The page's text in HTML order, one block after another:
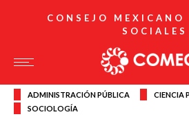
CONSEJO MEXICANO
SOCIALES
ADMINISTRACIÓN PÚBLICA
CIENCIA
SOCIOLOGÍA